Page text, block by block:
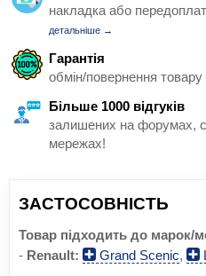
накладка або
детальніше →
Гарантія
обмін/повернення товару
Більше 1000 відгуків
залишених на форумах,
мережах!
ЗАСТОСОВНІСТЬ
Товар підходить до марок/
- Renault: Grand Scenic,